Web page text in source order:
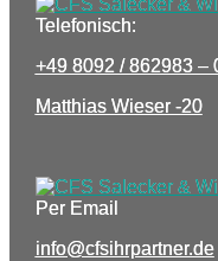
Telefonisch:
+49 8092 / 862983 –
Matthias Wieser -20
Per Email
info@cfsihrpartner.de